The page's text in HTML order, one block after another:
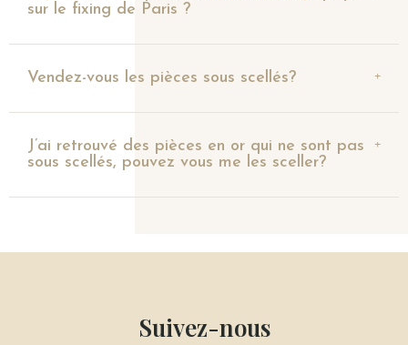
sur le fixing de Paris ?
Vendez-vous les pièces sous scellés?
J’ai retrouvé des pièces en or qui ne sont pas
sous scellés, pouvez vous me les sceller?
Suivez-nous